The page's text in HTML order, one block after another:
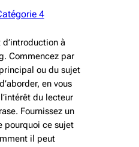
4
à
Commencez par
ou du sujet
en vous
du lecteur
Fournissez un
pourquoi ce sujet
il peut